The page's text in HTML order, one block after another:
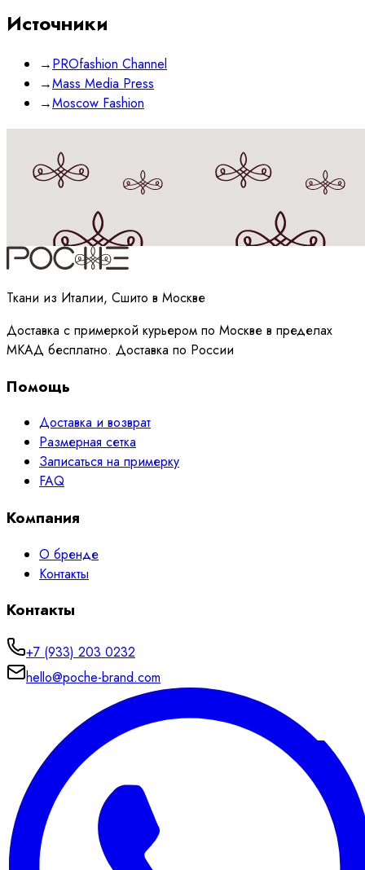
Источники
→PROfashion Channel
→Mass Media Press
→Moscow Fashion
Принимаюполитикуобработки данных
Ткани из Италии, Сшито в Москве
Доставка с примеркой курьером по Москве в пределах
МКАД бесплатно. Доставка по России
Помощь
Доставка и возврат
Размерная сетка
Записаться на примерку
FAQ
Компания
О бренде
Контакты
Контакты
+7 (933) 203 0232
hello@poche-brand.com